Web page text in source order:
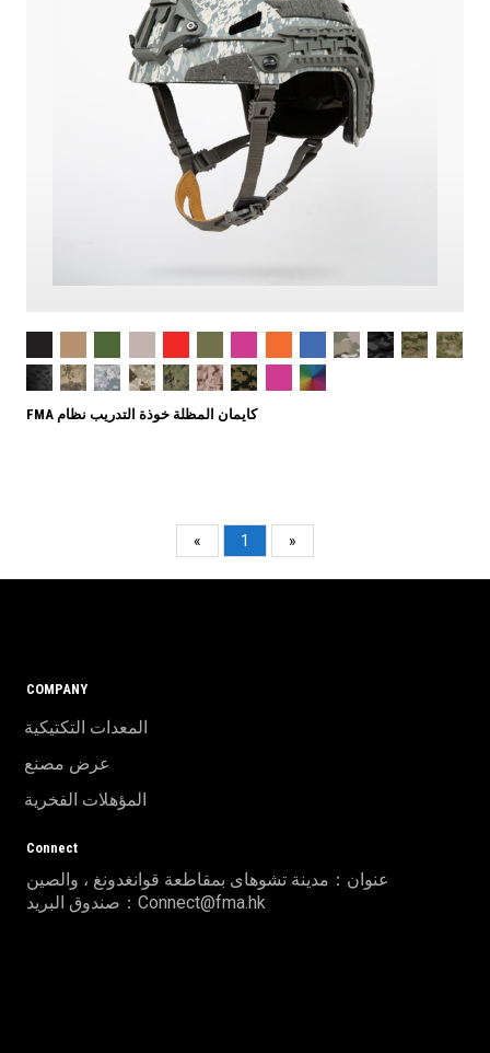
FMA كايمان المظلة خوذة التدريب نظام
« 1 »
COMPANY
المعدات التكتيكية
عرض مصنع
المؤهلات الفخرية
Connect
عنوان：مدينة تشوهاى بمقاطعة قوانغدونغ ، والصين
صندوق البريد：Connect@fma.hk